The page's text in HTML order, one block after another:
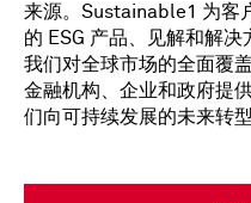
来源。Sustainable1 为客
的 ESG 产品、见解和解决
我们对全球市场的全面覆
金融机构、企业和政府提
们向可持续发展的未来转型